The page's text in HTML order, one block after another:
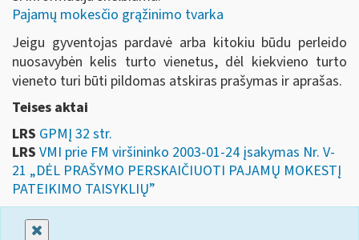
Pajamų mokesčio grąžinimo tvarka
Jeigu gyventojas pardavė arba kitokiu būdu perleido
nuosavybėn kelis turto vienetus, dėl kiekvieno turto
vieneto turi būti pildomas atskiras prašymas ir aprašas.
Teises aktai
LRS GPMĮ 32 str.
LRS VMI prie FM viršininko 2003-01-24 įsakymas Nr. V-
21 „DĖL PRAŠYMO PERSKAIČIUOTI PAJAMŲ MOKESTĮ
PATEIKIMO TAISYKLIŲ”